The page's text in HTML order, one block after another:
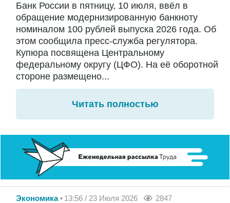
Банк России в пятницу, 10 июля, ввёл в
обращение модернизированную банкноту
номиналом 100 рублей выпуска 2026 года. Об
этом сообщила пресс-служба регулятора.
Купюра посвящена Центральному
федеральному округу (ЦФО). На её оборотной
стороне размещено...
Читать полностью
Экономика 13:56 / 23 Июля 2026 2847